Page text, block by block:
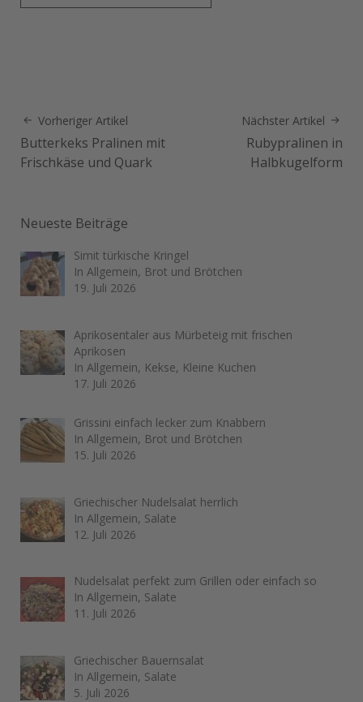
Vorheriger Artikel
Butterkeks Pralinen mit
Frischkäse und Quark
Nächster Artikel
Rubypralinen in
Halbkugelform
Neueste Beiträge
Simit türkische Kringel
In Allgemein, Brot und Brötchen
19. Juli 2026
Aprikosentaler aus Mürbeteig mit frischen
Aprikosen
In Allgemein, Kekse, Kleine Kuchen
17. Juli 2026
Grissini einfach lecker zum Knabbern
In Allgemein, Brot und Brötchen
15. Juli 2026
Griechischer Nudelsalat herrlich
In Allgemein, Salate
12. Juli 2026
Nudelsalat perfekt zum Grillen oder einfach so
In Allgemein, Salate
11. Juli 2026
Griechischer Bauernsalat
In Allgemein, Salate
5. Juli 2026